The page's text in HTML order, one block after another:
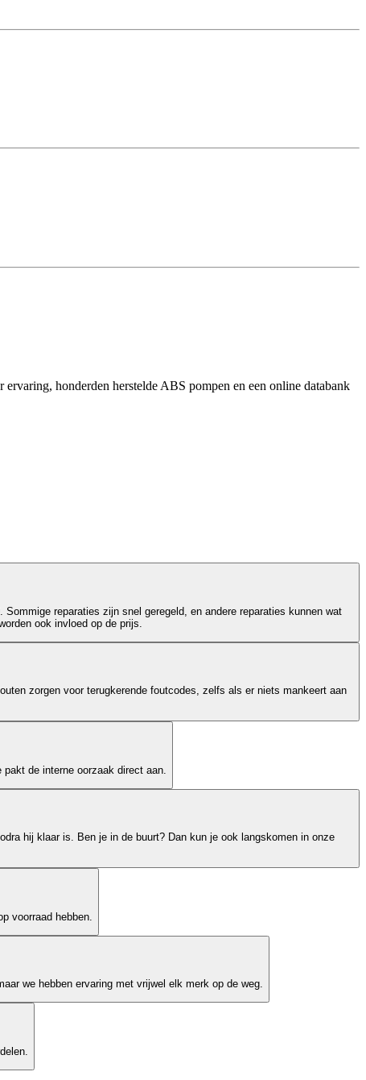
honderden herstelde ABS pompen en een online databank
. Sommige reparaties zijn snel geregeld, en andere reparaties kunnen wat
ook invloed op de prijs.
zorgen voor terugkerende foutcodes, zelfs als er niets mankeert aan
de interne oorzaak direct aan.
hij klaar is. Ben je in de buurt? Dan kun je ook langskomen in onze
voorraad hebben.
we hebben ervaring met vrijwel elk merk op de weg.